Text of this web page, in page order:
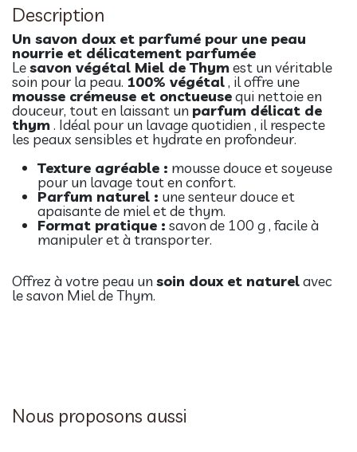
Description
Un savon doux et parfumé pour une peau
nourrie et délicatement parfumée
Lesavon végétal Miel de Thymest un véritable
soin pour la peau. 100% végétal, il offre une
mousse crémeuse et onctueusequi nettoie en
douceur, tout en laissant un parfum délicat de
thym. Idéal pour un lavage quotidien , il respecte
les peaux sensibles et hydrate en profondeur.
Texture agréable : mousse douce et soyeuse
pour un lavage tout en confort.
Parfum naturel : une senteur douce et
apaisante de miel et de thym.
Format pratique : savon de 100 g , facile à
manipuler et à transporter.
Offrez à votre peau un soin doux et naturelavec
le savon Miel de Thym.
Nous proposons aussi